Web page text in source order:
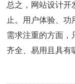
总之，网站设计开
止。用户体验、
需求注重的方面，
齐全、易用且具有